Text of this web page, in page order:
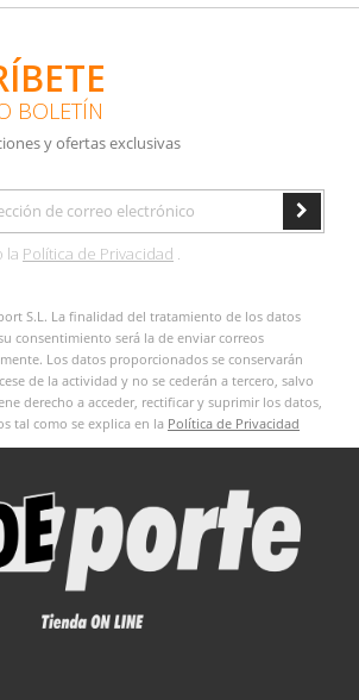
BOLETÍN
y ofertas exclusivas
la Política de Privacidad .
S.L. La finalidad del tratamiento de los datos
consentimiento será la de enviar correos
Los datos proporcionados se conservarán
de la actividad y no se cederán a tercero, salvo
derecho a acceder, rectificar y suprimir los datos,
tal como se explica en la Política de Privacidad